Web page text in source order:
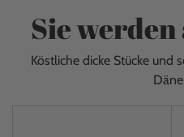
Sie
Köstliche dicke Stücke und